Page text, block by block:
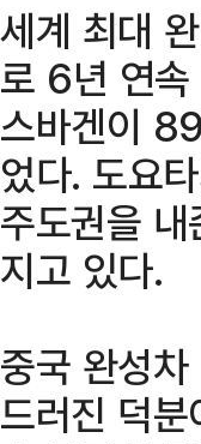
세계 최대
로 6년 연속
스바겐이
었다. 도요
주도권을
지고 있다.
중국 완성
드러진 덕